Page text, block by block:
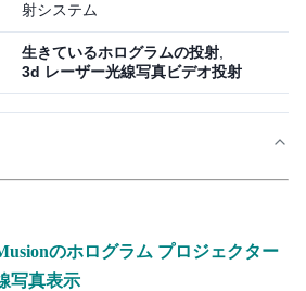
射システム
生きているホログラムの投射
3d レーザー光線写真ビデオ投射
のホログラム プロジェクター
写真表示